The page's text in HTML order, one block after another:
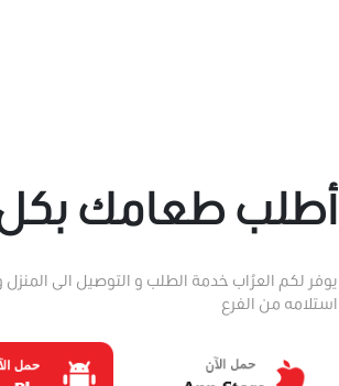
أطلب طعامك
يوفر لكم العرُاب خدمة الطلب و التوصيل الى
استلامه من الفرع